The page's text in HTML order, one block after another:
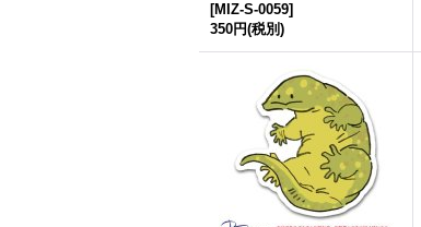
[MIZ-S-0059]
350円(税別)